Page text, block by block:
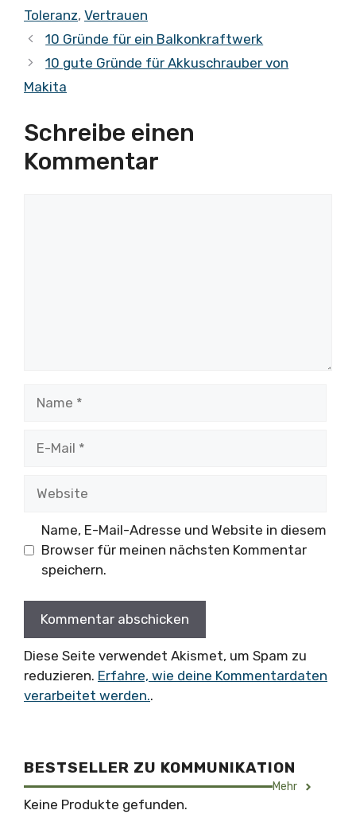
Toleranz, Vertrauen
10 Gründe für ein Balkonkraftwerk
10 gute Gründe für Akkuschrauber von
Makita
Schreibe einen
Kommentar
Name, E-Mail-Adresse und Website in diesem
Browser für meinen nächsten Kommentar
speichern.
Diese Seite verwendet Akismet, um Spam zu
reduzieren. Erfahre, wie deine Kommentardaten
verarbeitet werden..
BESTSELLER ZU KOMMUNIKATION
Mehr
Keine Produkte gefunden.